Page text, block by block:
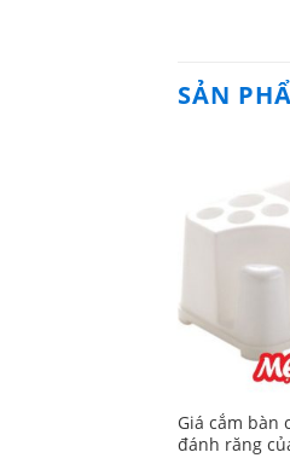
SẢN
Giá cắm bàn
đánh răng